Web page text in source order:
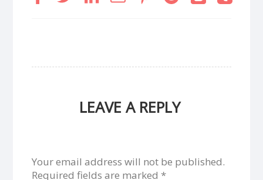
LEAVE A REPLY
Your email address will not be published.
Required fields are marked *